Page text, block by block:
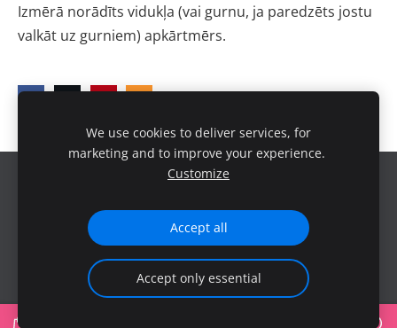
Izmērā norādīts vidukļa (vai gurnu, ja paredzēts jostu
valkāt uz gurniem) apkārtmērs.
Sīkdatnes
We use cookies to deliver services, for
marketing and to improve your experience.
Customize
Accept all
Accept only essential